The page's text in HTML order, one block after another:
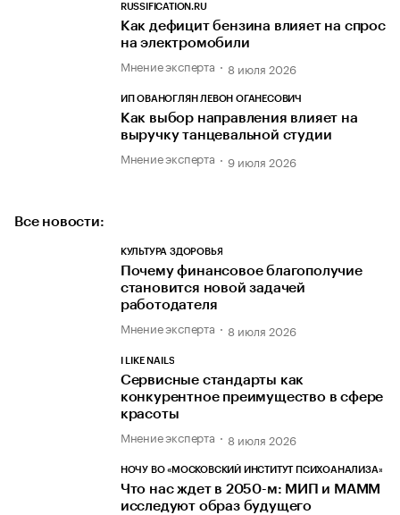
RUSSIFICATION.RU
Как дефицит бензина влияет на спрос
на электромобили
Мнение эксперта 8 июля 2026
ИП ОВАНОГЛЯН ЛЕВОН ОГАНЕСОВИЧ
Как выбор направления влияет на
выручку танцевальной студии
Мнение эксперта 9 июля 2026
Все новости:
КУЛЬТУРА ЗДОРОВЬЯ
Почему финансовое благополучие
становится новой задачей
работодателя
Мнение эксперта 8 июля 2026
I LIKE NAILS
Сервисные стандарты как
конкурентное преимущество в сфере
красоты
Мнение эксперта 8 июля 2026
НОЧУ ВО «МОСКОВСКИЙ ИНСТИТУТ ПСИХОАНАЛИЗА»
Что нас ждет в 2050-м: МИП и МАММ
исследуют образ будущего